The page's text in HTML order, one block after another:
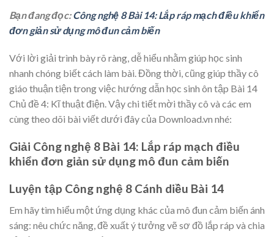
Bạn đang đọc:Công nghệ 8 Bài 14: Lắp ráp mạch điều khiển
đơn giản sử dụng mô đun cảm biến
Với lời giải trình bày rõ ràng, dễ hiểu nhằm giúp học sinh
nhanh chóng biết cách làm bài. Đồng thời, cũng giúp thầy cô
giáo thuận tiện trong việc hướng dẫn học sinh ôn tập Bài 14
Chủ đề 4: Kĩ thuật điện. Vậy chi tiết mời thầy cô và các em
cùng theo dõi bài viết dưới đây của Download.vn nhé:
Giải Công nghệ 8 Bài 14: Lắp ráp mạch điều
khiển đơn giản sử dụng mô đun cảm biến
Luyện tập Công nghệ 8 Cánh diều Bài 14
Em hãy tìm hiểu một ứng dụng khác của mô đun cảm biến ánh
sáng: nêu chức năng, đề xuất ý tưởng vẽ sơ đồ lắp ráp và chia